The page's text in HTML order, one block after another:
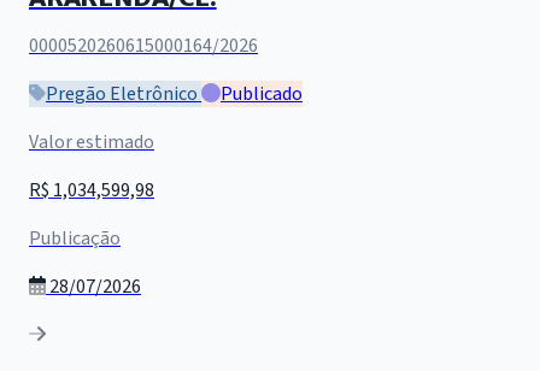
0000520260615000164/2026
Pregão Eletrônico
Publicado
Valor estimado
R$ 1,034,599,98
Publicação
28/07/2026